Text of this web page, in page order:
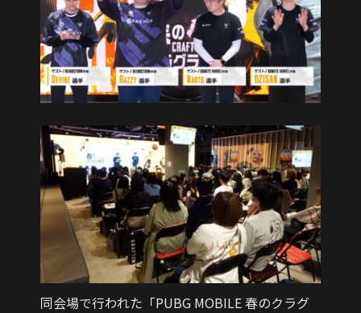
同会場で行われた「PUBG MOBILE 春のクラグ